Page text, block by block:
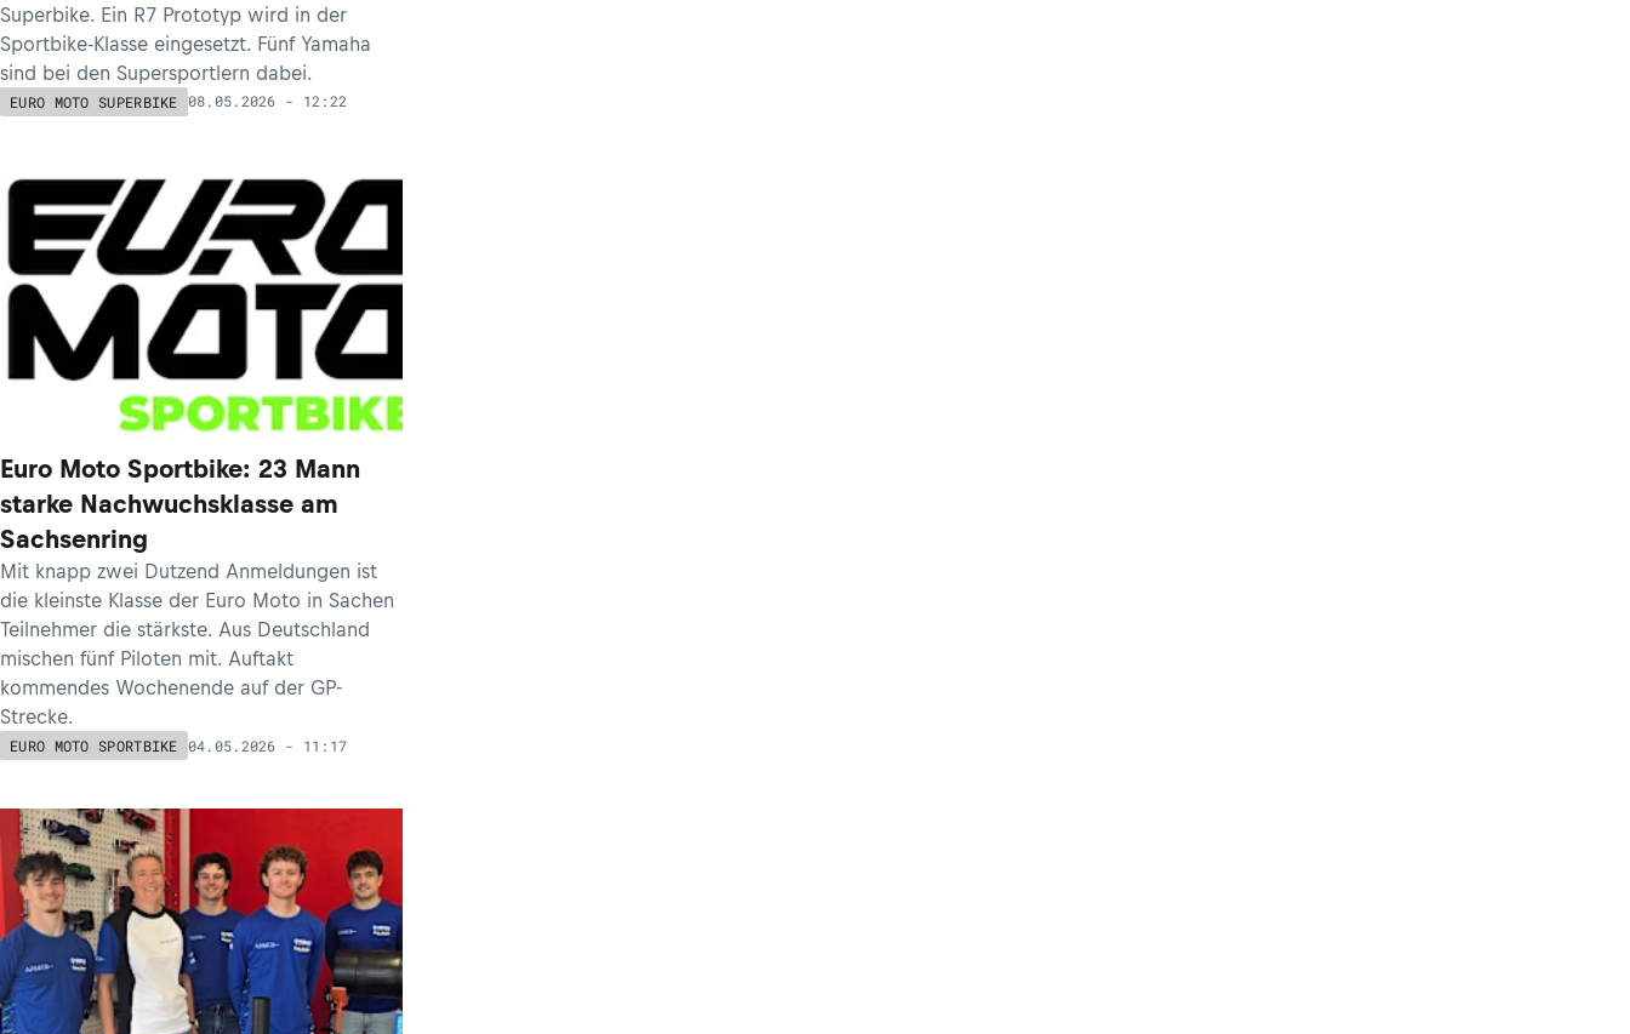
Superbike. Ein R7 Prototyp wird in der
Sportbike-Klasse eingesetzt. Fünf Yamaha
sind bei den Supersportlern dabei.
EURO MOTO SUPERBIKE 08.05.2026 - 12:22
Euro Moto Sportbike: 23 Mann
starke Nachwuchsklasse am
Sachsenring
Mit knapp zwei Dutzend Anmeldungen ist
die kleinste Klasse der Euro Moto in Sachen
Teilnehmer die stärkste. Aus Deutschland
mischen fünf Piloten mit. Auftakt
kommendes Wochenende auf der GP-
Strecke.
EURO MOTO SPORTBIKE 04.05.2026 - 11:17